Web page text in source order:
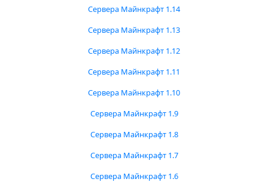
Сервера Майнкрафт 1.14
Сервера Майнкрафт 1.13
Сервера Майнкрафт 1.12
Сервера Майнкрафт 1.11
Сервера Майнкрафт 1.10
Сервера Майнкрафт 1.9
Сервера Майнкрафт 1.8
Сервера Майнкрафт 1.7
Сервера Майнкрафт 1.6